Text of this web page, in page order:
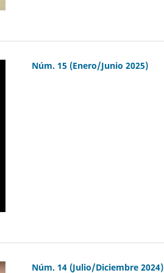
Núm. 15 (Enero/Junio 2025)
Núm. 14 (Julio/Diciembre 2024)